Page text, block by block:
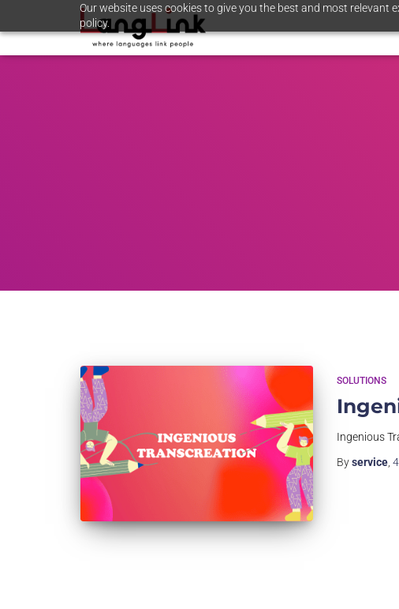
Our website uses cookies to give you the best and most relevant
policy.
SOLUTIONS
Ingenious
Byservice